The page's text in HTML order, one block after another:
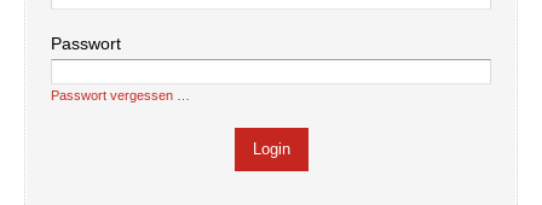
Passwort
Passwort vergessen …